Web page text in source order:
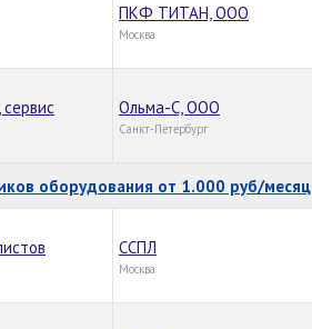
ПКФ ТИТАН, ООО
Москва
Ольма-С, ООО
Санкт-Петербург
оборудования от 1.000 руб/месяц
ССПЛ
Москва